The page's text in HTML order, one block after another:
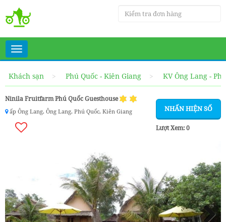
Toggle
navigation
Khách sạn
Phú Quốc - Kiên Giang KV Ông Lang -
Ninila Fruitfarm Phú Quốc Guesthouse
NHẤN HIỆN SỐ
Lượt Xem:0
ấp Ông Lang, Ông Lang, Phú Quốc, Kiên Giang